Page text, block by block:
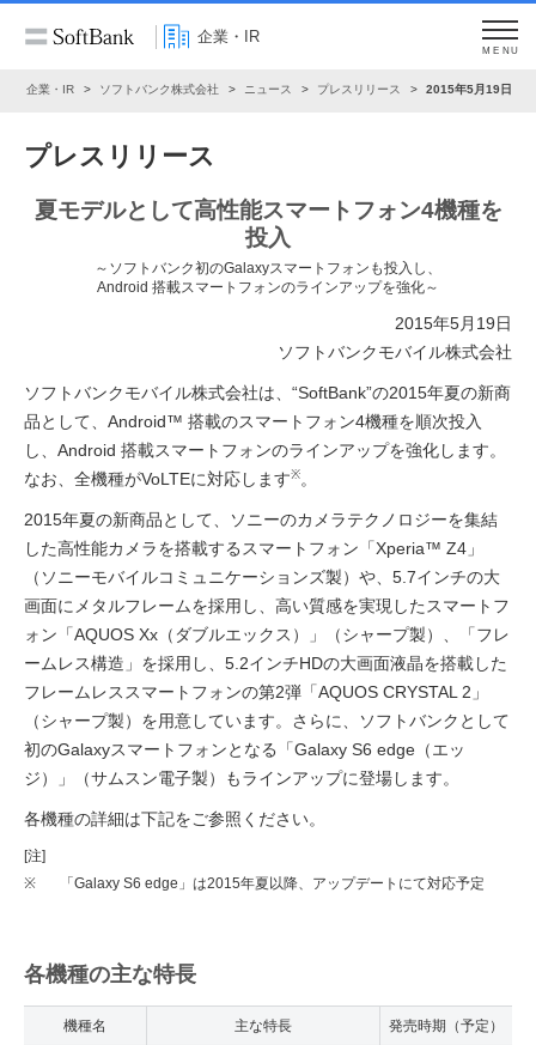
企業・IR
MENU
企業・IR ソフトバンク株式会社 ニュース プレスリリース 2015年5月19日
プレスリリース
夏モデルとして高性能スマートフォン4機種を
投入
～ソフトバンク初のGalaxyスマートフォンも投入し、
Android 搭載スマートフォンのラインアップを強化～
2015年5月19日
ソフトバンクモバイル株式会社
ソフトバンクモバイル株式会社は、“SoftBank”の2015年夏の新商
品として、Android™ 搭載のスマートフォン4機種を順次投入
し、Android 搭載スマートフォンのラインアップを強化します。
なお、全機種がVoLTEに対応します※。
2015年夏の新商品として、ソニーのカメラテクノロジーを集結
した高性能カメラを搭載するスマートフォン「Xperia™ Z4」
（ソニーモバイルコミュニケーションズ製）や、5.7インチの大
画面にメタルフレームを採用し、高い質感を実現したスマートフ
ォン「AQUOS Xx（ダブルエックス）」（シャープ製）、「フレ
ームレス構造」を採用し、5.2インチHDの大画面液晶を搭載した
フレームレススマートフォンの第2弾「AQUOS CRYSTAL 2」
（シャープ製）を用意しています。さらに、ソフトバンクとして
初のGalaxyスマートフォンとなる「Galaxy S6 edge（エッ
ジ）」（サムスン電子製）もラインアップに登場します。
各機種の詳細は下記をご参照ください。
[注]
※
「Galaxy S6 edge」は2015年夏以降、アップデートにて対応予定
各機種の主な特長
機種名 主な特長 発売時期（予定）